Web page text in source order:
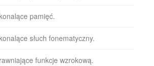
pamięć.
słuch fonematyczny.
funkcje wzrokową.